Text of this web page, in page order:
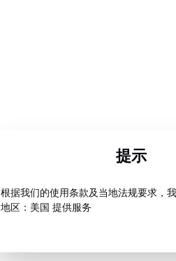
提示
根据我们的使用条款及当地法规要求，
地区：美国 提供服务